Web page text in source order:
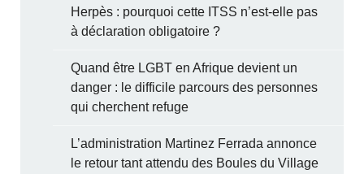
Herpès : pourquoi cette ITSS n’est-elle pas
à déclaration obligatoire ?
Quand être LGBT en Afrique devient un
danger : le difficile parcours des personnes
qui cherchent refuge
L’administration Martinez Ferrada annonce
le retour tant attendu des Boules du Village